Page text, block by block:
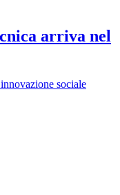
arriva nel
sociale